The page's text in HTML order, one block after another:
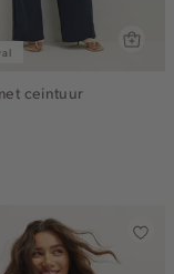
ceintuur